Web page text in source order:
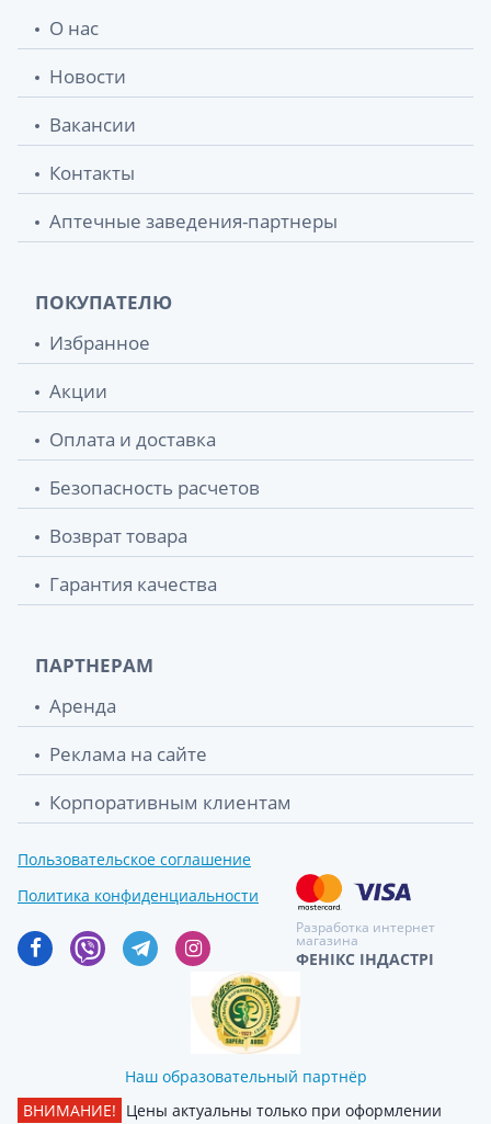
О нас
Новости
Вакансии
Контакты
Аптечные заведения-партнеры
ПОКУПАТЕЛЮ
Избранное
Акции
Оплата и доставка
Безопасность расчетов
Возврат товара
Гарантия качества
ПАРТНЕРАМ
Аренда
Реклама на сайте
Корпоративным клиентам
Пользовательское соглашение
Политика конфиденциальности
Разработка интернет
магазина
ФЕНІКС ІНДАСТРІ
Наш образовательный партнёр
ВНИМАНИЕ! Цены актуальны только при оформлении